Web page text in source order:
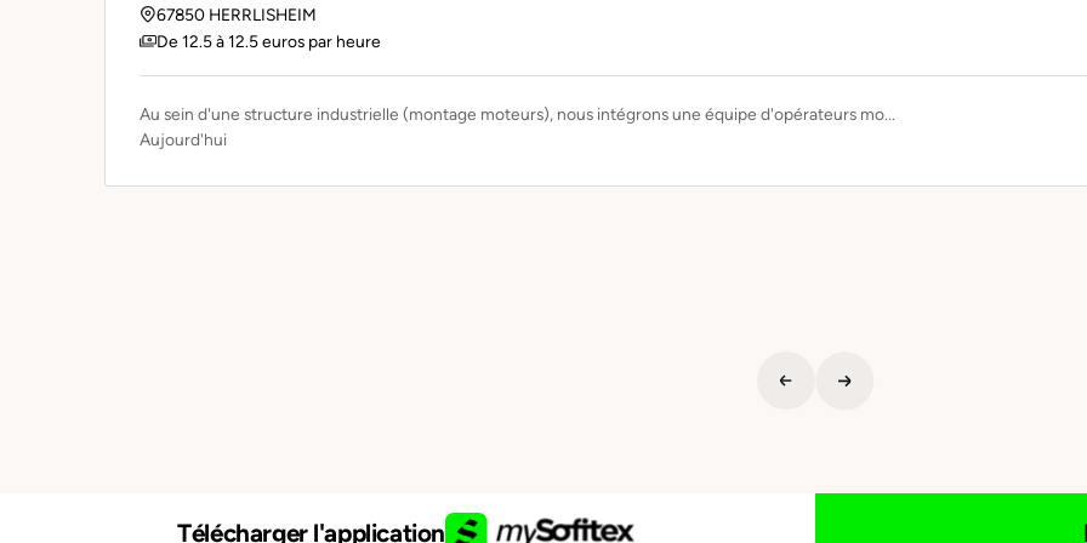
67850 HERRLISHEIM
De 12.5 à 12.5 euros par heure
Au sein d'une structure industrielle (montage moteurs), nous intégrons une équipe d'opérateurs mo...
Aujourd'hui
Télécharger l'application